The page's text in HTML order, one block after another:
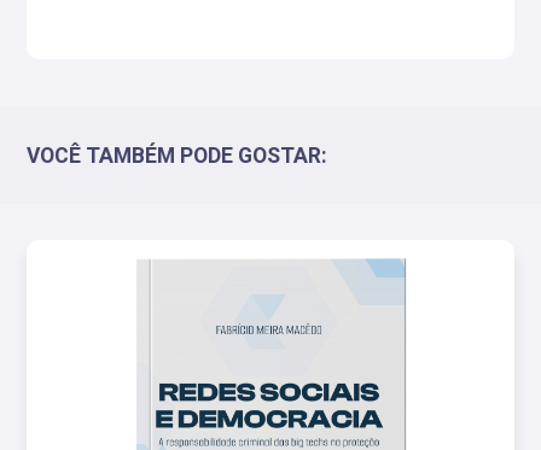
VOCÊ TAMBÉM PODE GOSTAR: